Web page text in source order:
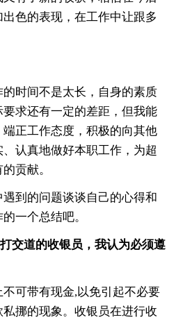
色的表现，在工作中让跟多
时间不是太长，自身的素质
求还有一定的差距，但我能
正工作态度，积极的向其他
认真地做好本职工作，为超
贡献。
到的问题谈谈自己的心得和
一个总结吧。
交道的收银员，我认为必须遵
可带有现金,以免引起不必要
挪的现象。收银员在进行收